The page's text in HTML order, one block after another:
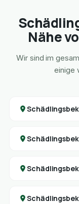
Nähe
Wir sind im
einige